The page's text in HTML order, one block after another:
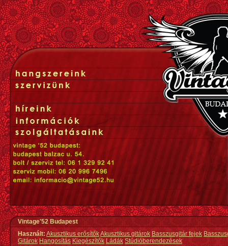
Vintage'52 Budapest
Használt: Akusztikus erősítőkAkusztikus gitárok Basszusgitár fejek
Gitárok Hangosítás Kiegészítők Ládák Stúdióberendezések